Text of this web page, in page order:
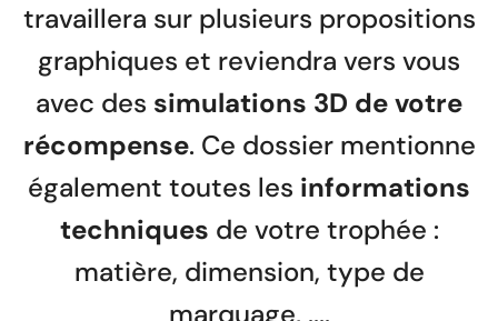
travaillera sur plusieurs propositions
graphiques et reviendra vers vous
avec des simulations 3D de votre
récompense. Ce dossier mentionne
également toutes les informations
techniques de votre trophée :
matière, dimension, type de